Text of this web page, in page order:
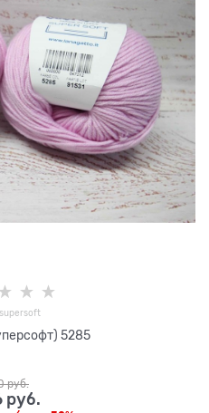
5285
руб.
руб.